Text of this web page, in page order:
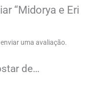
“Midorya e Eri
uma avaliação.
de…